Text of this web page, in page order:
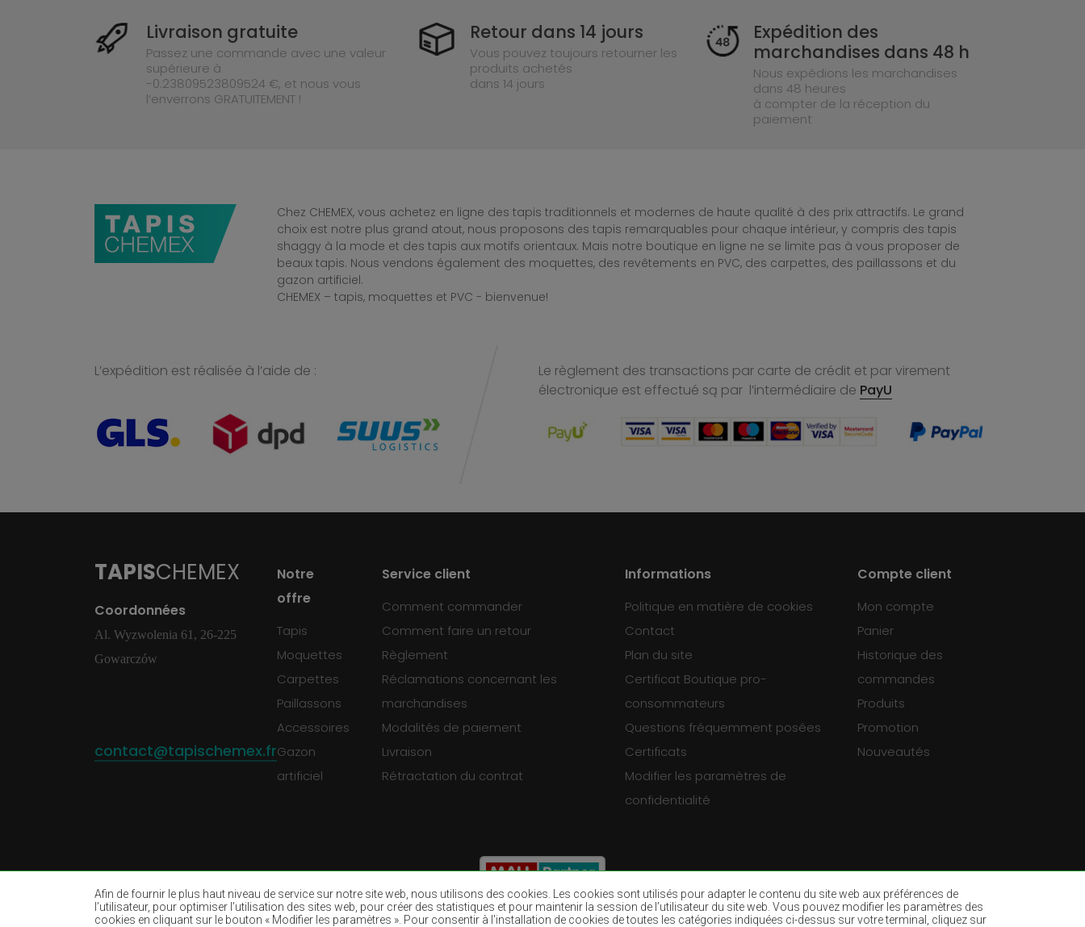
Afin de fournir le plus haut niveau de service sur notre site web, nous utilisons des cookies. Les cookies sont utilisés pour adapter le contenu du site web aux préférences de
l’utilisateur, pour optimiser l’utilisation des sites web, pour créer des statistiques et pour maintenir la session de l’utilisateur du site web. Vous pouvez modifier les paramètres des
cookies en cliquant sur le bouton « Modifier les paramètres ». Pour consentir à l’installation de cookies de toutes les catégories indiquées ci-dessus sur votre terminal, cliquez sur
Livraison gratuite
Passez une commande avec une valeur
supérieure à
-0.23809523809524 €, et nous vous
l’enverrons GRATUITEMENT !
Retour dans 14 jours
Vous pouvez toujours retourner les
produits achetés
dans 14 jours
Expédition des
marchandises dans 48 h
Nous expédions les marchandises
dans 48 heures
à compter de la réception du
paiement
Chez CHEMEX, vous achetez en ligne des tapis traditionnels et modernes de haute qualité à des prix attractifs. Le grand
choix est notre plus grand atout, nous proposons des tapis remarquables pour chaque intérieur, y compris des tapis
shaggy à la mode et des tapis aux motifs orientaux. Mais notre boutique en ligne ne se limite pas à vous proposer de
beaux tapis. Nous vendons également des moquettes, des revêtements en PVC, des carpettes, des paillassons et du
gazon artificiel.
CHEMEX – tapis, moquettes et PVC - bienvenue!
L’expédition est réalisée à l’aide de :
Le règlement des transactions par carte de crédit et par virement
électronique est effectué są par l’intermédiaire de PayU
TAPISCHEMEX
Coordonnées
Al. Wyzwolenia 61, 26-225
Gowarczów
contact@tapischemex.fr
Notre
offre
Tapis
Moquettes
Carpettes
Paillassons
Accessoires
Gazon
artificiel
Service client
Comment commander
Comment faire un retour
Règlement
Réclamations concernant les
marchandises
Modalités de paiement
Livraison
Rétractation du contrat
Informations
Politique en matière de cookies
Contact
Plan du site
Certificat Boutique pro-
consommateurs
Questions fréquemment posées
Certificats
Modifier les paramètres de
confidentialité
Compte client
Mon compte
Panier
Historique des
commandes
Produits
Promotion
Nouveautés